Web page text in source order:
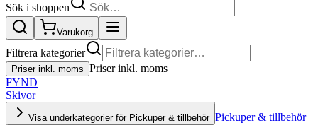
Sök i shoppen
Varukorg
Filtrera kategorier
Priser inkl. moms Priser inkl. moms
FYND
Skivor
Visa underkategorier för Pickuper & tillbehör Pickuper & tillbehör